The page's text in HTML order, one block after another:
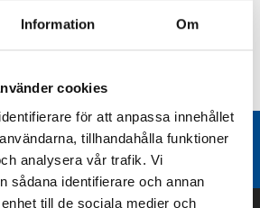
Information Om
cookies
för att anpassa innehållet
tillhandahålla funktioner
analysera vår trafik. Vi
sådana identifierare och annan
till de sociala medier och